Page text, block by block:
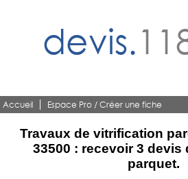
devis.
Accueil Espace Pro / Créer une fiche
Travaux de vitrification
33500 : recevoir 3 devis
parquet.